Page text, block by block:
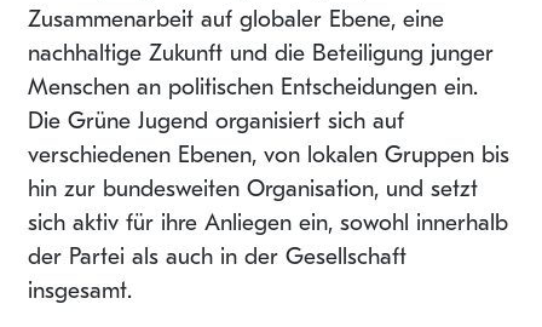
Zusammenarbeit auf globaler Ebene, eine
nachhaltige Zukunft und die Beteiligung junger
Menschen an politischen Entscheidungen ein.
Die Grüne Jugend organisiert sich auf
verschiedenen Ebenen, von lokalen Gruppen bis
hin zur bundesweiten Organisation, und setzt
sich aktiv für ihre Anliegen ein, sowohl innerhalb
der Partei als auch in der Gesellschaft
insgesamt.